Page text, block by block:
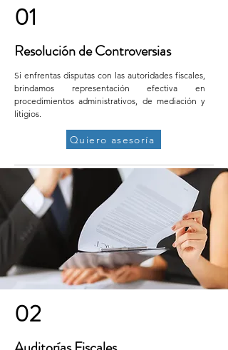
01
Resolución de Controversias
​Si enfrentas disputas con las autoridades fiscales,
brindamos representación efectiva en
procedimientos administrativos, de mediación y
litigios.
Quiero asesoría
02